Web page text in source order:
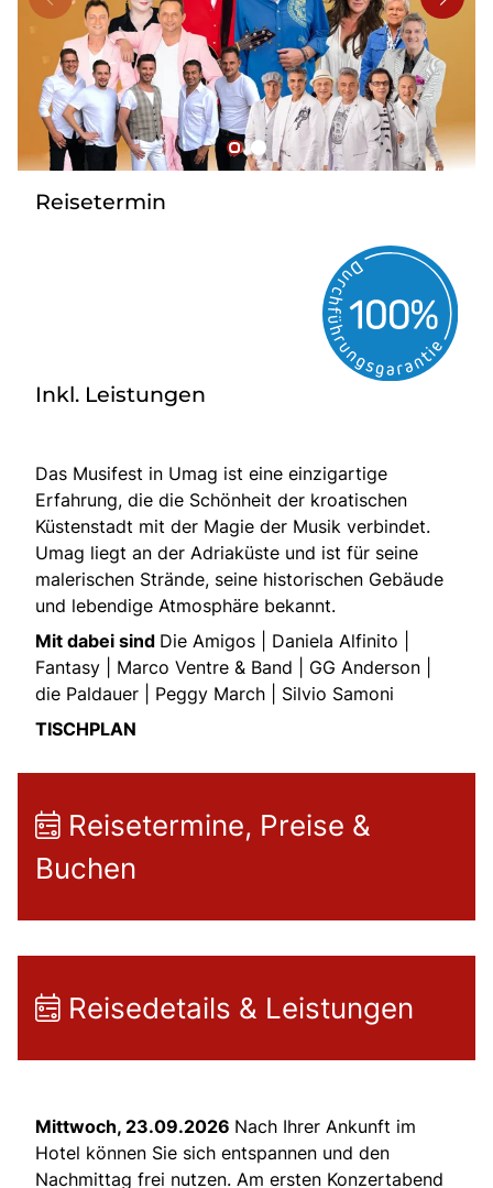
Newsletter
Kontakt
Reisetermin
Inkl. Leistungen
Das Musifest in Umag ist eine einzigartige
Erfahrung, die die Schönheit der kroatischen
Küstenstadt mit der Magie der Musik verbindet.
Umag liegt an der Adriaküste und ist für seine
malerischen Strände, seine historischen Gebäude
und lebendige Atmosphäre bekannt.
Mit dabei sind Die Amigos | Daniela Alfinito |
Fantasy | Marco Ventre & Band | GG Anderson |
die Paldauer | Peggy March | Silvio Samoni
TISCHPLAN
Reisetermine, Preise &
Buchen
Reisedetails & Leistungen
Mittwoch, 23.09.2026 Nach Ihrer Ankunft im
Hotel können Sie sich entspannen und den
Nachmittag frei nutzen. Am ersten Konzertabend